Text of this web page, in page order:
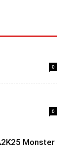
0
0
Monster